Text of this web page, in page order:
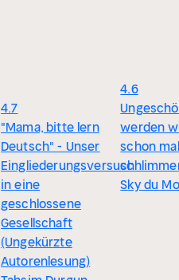
4.7
"Mama, bitte lern
Deutsch" - Unser
Eingliederungsversuch
in eine
geschlossene
Gesellschaft
(Ungekürzte
Autorenlesung)
4.6
werden
schon mal
Sky du